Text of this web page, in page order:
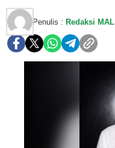
Penulis : Redaksi MAL